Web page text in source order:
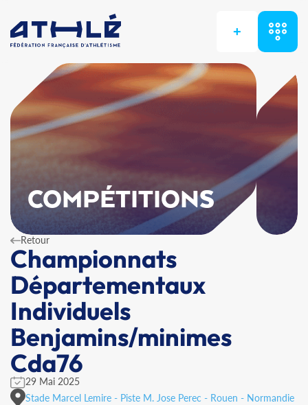
+
COMPÉTITIONS
Retour
Championnats
Départementaux
Individuels
Benjamins/minimes
Cda76
29 Mai 2025
Stade Marcel Lemire - Piste M. Jose Perec - Rouen - Normandie